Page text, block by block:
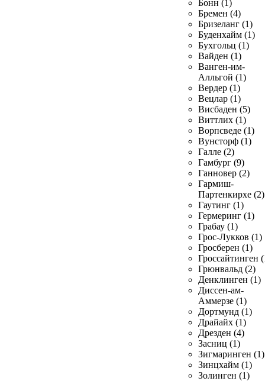
Бонн (1)
Бремен (4)
Бризеланг (1)
Буденхайм (1)
Бухгольц (1)
Вайден (1)
Ванген-им-
Алльгой (1)
Вердер (1)
Вецлар (1)
Висбаден (5)
Виттлих (1)
Ворпсведе (1)
Вунсторф (1)
Галле (2)
Гамбург (9)
Ганновер (2)
Гармиш-
Партенкирхе (2)
Гаутинг (1)
Гермеринг (1)
Грабау (1)
Грос-Лукков (1)
Гросберен (1)
Гроссайтинген
Грюнвальд (2)
Денклинген (1)
Диссен-ам-
Аммерзе (1)
Дортмунд (1)
Драйайх (1)
Дрезден (4)
Засниц (1)
Зигмаринген (1)
Зинцхайм (1)
Золинген (1)